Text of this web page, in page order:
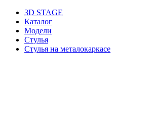
3D STAGE
Каталог
Модели
Стулья
Стулья на металокаркасе